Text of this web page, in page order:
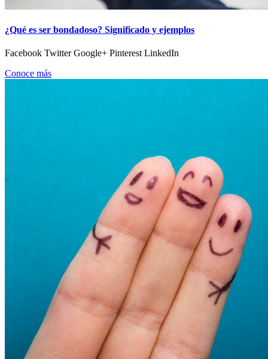
¿Qué es ser bondadoso? Significado y ejemplos
Facebook Twitter Google+ Pinterest LinkedIn
Conoce más